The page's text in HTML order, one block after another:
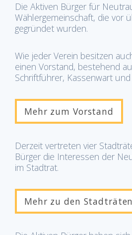
Die Aktiven Bürger für
Wählergemeinschaft, die vor
gegründet wurden.
Wie jeder Verein besitzen
einen Vorstand, bestehend
Schriftführer, Kassenwart
Mehr zum Vorstand
Derzeit vertreten vier
Bürger die Interessen der
im Stadtrat.
Mehr zu den Stadträten